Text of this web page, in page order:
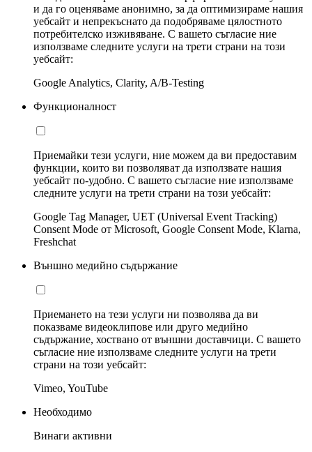
и да го оценяваме анонимно, за да оптимизираме нашия
уебсайт и непрекъснато да подобряваме цялостното
потребителско изживяване. С вашето съгласие ние
използваме следните услуги на трети страни на този
уебсайт:
Google Analytics, Clarity, A/B-Testing
Функционалност
Приемайки тези услуги, ние можем да ви предоставим
функции, които ви позволяват да използвате нашия
уебсайт по-удобно. С вашето съгласие ние използваме
следните услуги на трети страни на този уебсайт:
Google Tag Manager, UET (Universal Event Tracking)
Consent Mode от Microsoft, Google Consent Mode, Klarna,
Freshchat
Външно медийно съдържание
Приемането на тези услуги ни позволява да ви
показваме видеоклипове или друго медийно
съдържание, хоствано от външни доставчици. С вашето
съгласие ние използваме следните услуги на трети
страни на този уебсайт:
Vimeo, YouTube
Необходимо
Винаги активни